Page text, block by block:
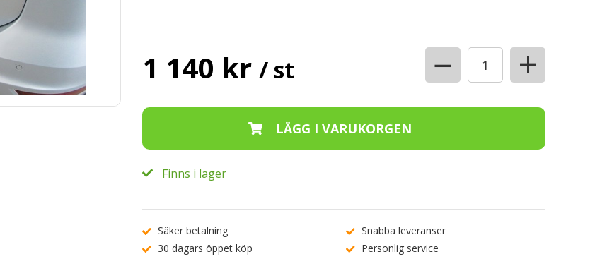
1 140 kr / st − +
Finns i lager
Säker betalning
Snabba leveranser
30 dagars öppet köp
Personlig service